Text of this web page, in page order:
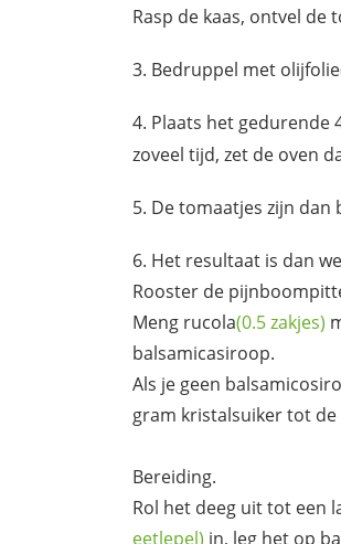
Rasp de kaas, ontvel de
Bedruppel met olijfolie
Plaats het gedurende
zoveel tijd, zet de oven
De tomaatjes zijn dan
Het resultaat is dan
Rooster de
Meng rucola(0.5 zakjes)
balsamicasiroop.
Als je geen
gram kristalsuiker tot
Bereiding.
Rol het deeg uit tot een
eetlepel) in, leg het op